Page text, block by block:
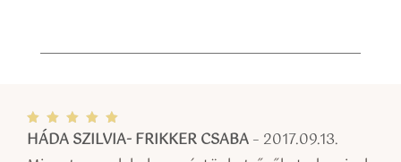
Értékel
és:5
/ 5
HÁDA SZILVIA- FRIKKER CSABA– 2017.09.13.